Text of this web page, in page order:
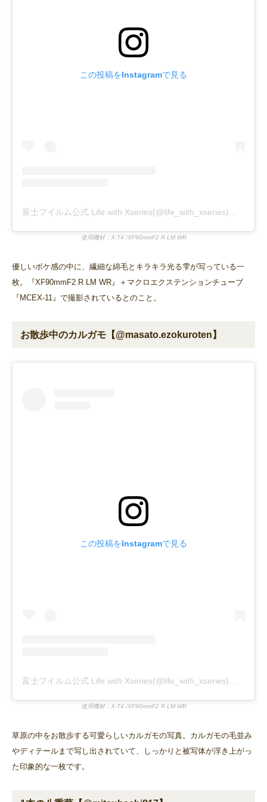
この投稿をInstagramで見る
富士フイルム公式 Life with Xseries(@life_with_xseries)がシェアした投稿
使用機材：X-T4 /XF90mmF2 R LM WR
優しいボケ感の中に、繊細な綿毛とキラキラ光る雫が写っている一
枚。『XF90mmF2 R LM WR』＋マクロエクステンションチューブ
『MCEX-11』で撮影されているとのこと。
お散歩中のカルガモ【@masato.ezokuroten】
この投稿をInstagramで見る
富士フイルム公式 Life with Xseries(@life_with_xseries)がシェアした投稿
使用機材：X-T4 /XF90mmF2 R LM WR
草原の中をお散歩する可愛らしいカルガモの写真。カルガモの毛並み
やディテールまで写し出されていて、しっかりと被写体が浮き上がっ
た印象的な一枚です。